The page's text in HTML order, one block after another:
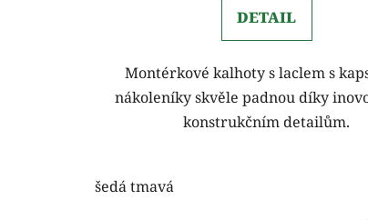
DETAIL
Montérkové kalhoty s laclem s
nákoleníky skvěle padnou díky
konstrukčním detailům.
šedá tmavá